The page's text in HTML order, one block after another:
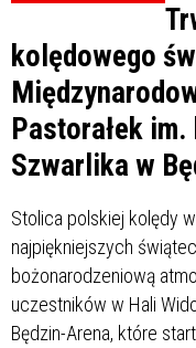
kolędowego
Pastorałek
Szwarlika w
Stolica polskiej kolędy
najpiękniejszych
bożonarodzeniową
uczestników w Hali
Będzin-Arena, które